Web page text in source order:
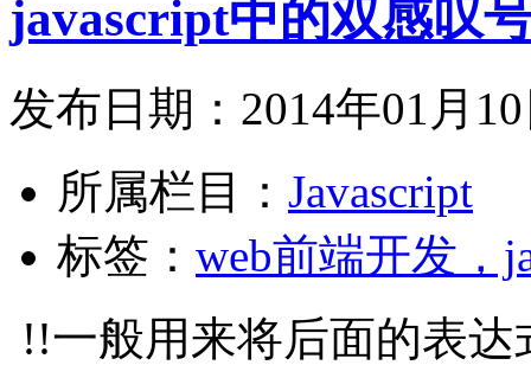
javascript中的双感叹
发布日期：2014年01月
所属栏目： Javascript
标签： web前端开发，
!!一般用来将后面的表